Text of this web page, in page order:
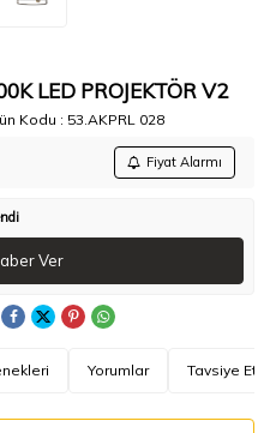
LED PROJEKTÖR V2
Kodu : 53.AKPRL 028
Fiyat Alarmı
Ver
Yorumlar Tavsiye Et